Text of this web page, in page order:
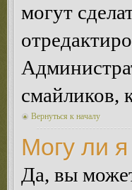
могут
смайликов,
Вернуться к началу
Могу ли
Да, вы